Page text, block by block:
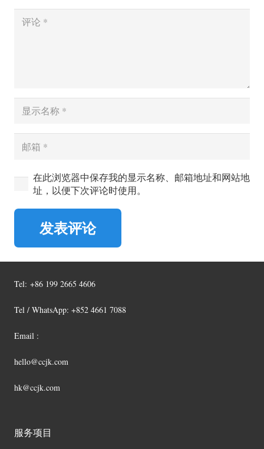
在此浏览器中保存我的显示名称、邮箱地址和网站地
址，以便下次评论时使用。
发表评论
Tel: +86 199 2665 4606
Tel / WhatsApp: +852 4661 7088
Email :
hello@ccjk.com
hk@ccjk.com
服务项目